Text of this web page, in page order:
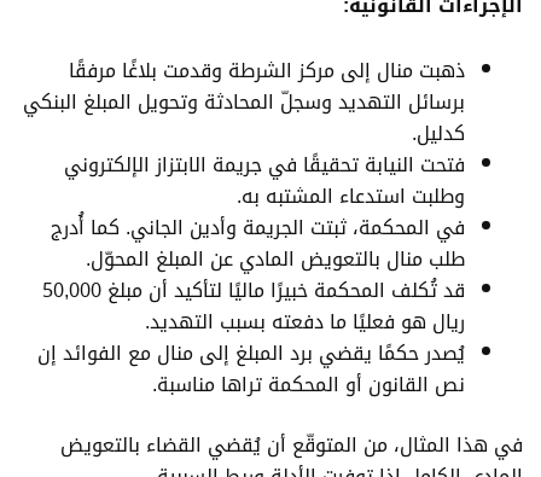
ذهبت منال إلى مركز الشرطة وقدمت بلاغًا مرفقًا
برسائل التهديد وسجلّ المحادثة وتحويل المبلغ البنكي
كدليل.
فتحت النيابة تحقيقًا في جريمة الابتزاز الإلكتروني
وطلبت استدعاء المشتبه به.
في المحكمة، ثبتت الجريمة وأدين الجاني. كما أُدرج
طلب منال بالتعويض المادي عن المبلغ المحوّل.
قد تُكلف المحكمة خبيرًا ماليًا لتأكيد أن مبلغ 50,000
ريال هو فعليًا ما دفعته بسبب التهديد.
يُصدر حكمًا يقضي برد المبلغ إلى منال مع الفوائد إن
نص القانون أو المحكمة تراها مناسبة.
في هذا المثال، من المتوقّع أن يُقضي القضاء بالتعويض